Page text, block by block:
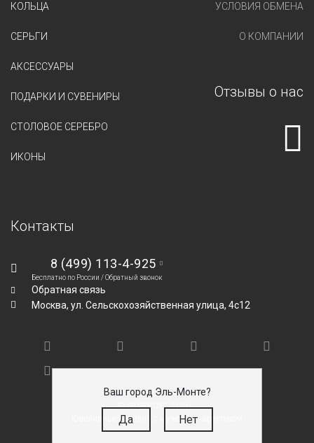
Ваш город Эль-Монте?
Да Нет
КОЛЬЦА
СЕРЬГИ
АКСЕССУАРЫ
ПОДАРКИ И СУВЕНИРЫ
СТОЛОВОЕ СЕРЕБРО
ИКОНЫ
УСЛОВИЯ ОБМЕНА
О КОМПАНИИ
Отзывы о нас
Контакты
8 (499) 113-4-925
Бесплатно по России /Обратный звонок
Обратная связь
Москва, ул. Сельскохозяйственная улица, 4с12
© SILVEROFF 2026
Ювелирные изделия с мужским характером